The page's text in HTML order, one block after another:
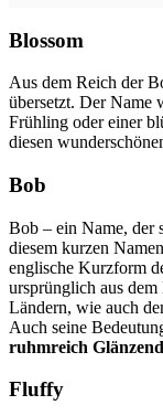
Blossom
Aus dem Reich der
übersetzt. Der Name
Frühling oder einer
diesen
Bob
Bob – ein Name, der
diesem kurzen
englische Kurzform
ursprünglich aus
Ländern, wie auch
Auch seine
ruhmreich
Fluffy